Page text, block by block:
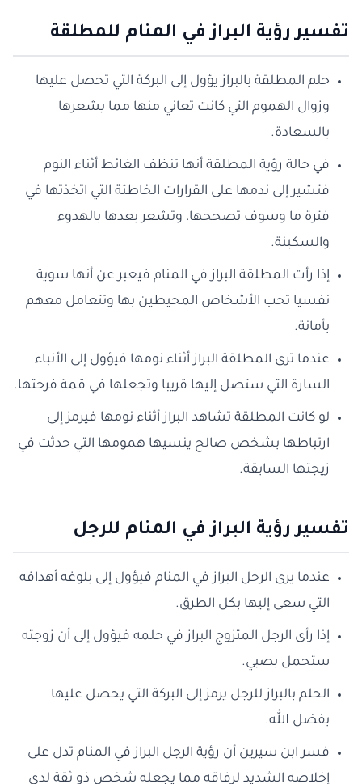
تفسير رؤية البراز في المنام للمطلقة
حلم المطلقة بالبراز يؤول إلى البركة التي تحصل عليها
وزوال الهموم التي كانت تعاني منها مما يشعرها
بالسعادة.
في حالة رؤية المطلقة أنها تنظف الغائط أثناء النوم
فتشير إلى ندمها على القرارات الخاطئة التي اتخذتها في
فترة ما وسوف تصححها، وتشعر بعدها بالهدوء
والسكينة.
إذا رأت المطلقة البراز في المنام فيعبر عن أنها سوية
نفسيا تحب الأشخاص المحيطين بها وتتعامل معهم
بأمانة.
عندما ترى المطلقة البراز أثناء نومها فيؤول إلى الأنباء
السارة التي ستصل إليها قريبا وتجعلها في قمة فرحتها.
لو كانت المطلقة تشاهد البراز أثناء نومها فيرمز إلى
ارتباطها بشخص صالح ينسيها همومها التي حدثت في
زيجتها السابقة.
تفسير رؤية البراز في المنام للرجل
عندما يرى الرجل البراز في المنام فيؤول إلى بلوغه أهدافه
التي سعى إليها بكل الطرق.
إذا رأى الرجل المتزوج البراز في حلمه فيؤول إلى أن زوجته
ستحمل بصبي.
الحلم بالبراز للرجل يرمز إلى البركة التي يحصل عليها
بفضل الله.
فسر ابن سيرين أن رؤية الرجل البراز في المنام تدل على
إخلاصه الشديد لرفاقه مما يجعله شخص ذو ثقة لدى